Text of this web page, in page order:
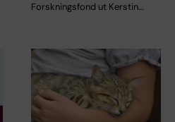
Forskningsfond ut Kerstin…